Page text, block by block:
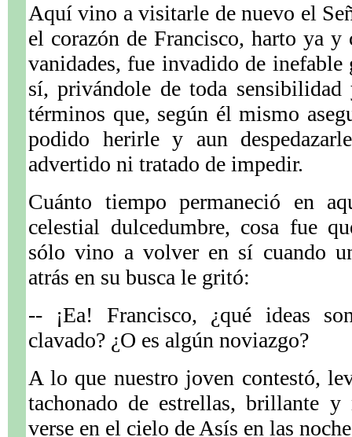
Aquí vino a visitarle de nuevo el
el corazón de Francisco, harto ya y
vanidades, fue invadido de inefable
sí, privándole de toda
términos que, según él mismo
podido herirle y aun
advertido ni tratado de impedir.
Cuánto tiempo permaneció en
celestial dulcedumbre, cosa fue
sólo vino a volver en sí cuando
atrás en su busca le gritó:
-- ¡Ea! Francisco, ¿qué ideas
clavado? ¿O es algún noviazgo?
A lo que nuestro joven contestó,
tachonado de estrellas, brillante
verse en el cielo de Asís en las